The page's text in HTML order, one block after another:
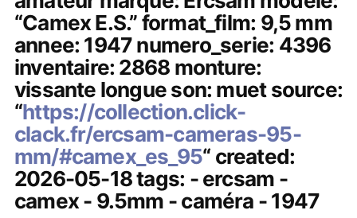
“Camex E.S.” format_film: 9,5 mm
annee: 1947 numero_serie: 4396
inventaire: 2868 monture:
vissante longue son: muet source:
“https://collection.click-
clack.fr/ercsam-cameras-95-
mm/#camex_es_95“ created:
2026-05-18 tags: - ercsam -
camex - 9.5mm - caméra - 1947